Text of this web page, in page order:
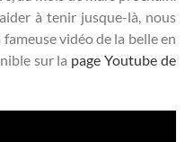
à tenir jusque-là, nous
vidéo de la belle en
sur la page Youtube de